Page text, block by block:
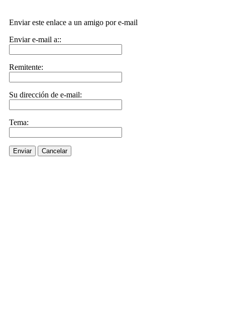
Enviar este enlace a un amigo por e-mail
Enviar e-mail a::
Remitente:
Su dirección de e-mail:
Tema:
Enviar Cancelar